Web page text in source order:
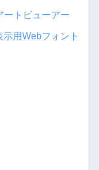
ートビューアー
示用Webフォント